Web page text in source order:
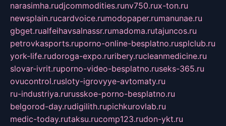
narasimha.rudjcommodities.runv750.rux-ton.ru
newsplain.rucardvoice.rumodopaper.rumanunae.ru
gbget.rualfeihavsalnassr.rumadoma.rutajuncos.ru
petrovkasports.ruporno-online-besplatno.rusplclub.ru
york-life.rudoroga-expo.ruribery.rucleanmedicine.ru
slovar-ivrit.ruporno-video-besplatno.ruseks-365.ru
ovucontrol.rusloty-igrovyye-avtomaty.ru
ru-industriya.rurusskoe-porno-besplatno.ru
belgorod-day.rudigilith.rupichkurovlab.ru
medic-today.rutaksu.rucomp123.rudon-ykt.ru